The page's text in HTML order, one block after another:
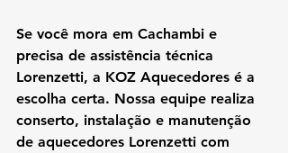
Se você mora em Cachambi e
precisa de assistência técnica
Lorenzetti, a KOZ Aquecedores é a
escolha certa. Nossa equipe realiza
conserto, instalação e manutenção
de aquecedores Lorenzetti com